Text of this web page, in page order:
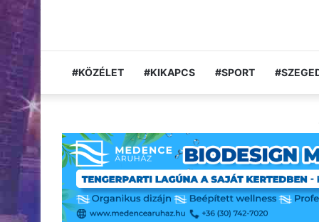
#KÖZÉLET #KIKAPCS #SPORT